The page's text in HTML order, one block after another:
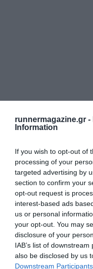
runnermagazine.gr -
Information
If you wish to opt-out of
processing of your
targeted advertising by
section to confirm your
opt-out request is
interest-based ads
us or personal
your opt-out. You may
disclosure of your
IAB’s list of
also be disclosed by us
Downstream Participants